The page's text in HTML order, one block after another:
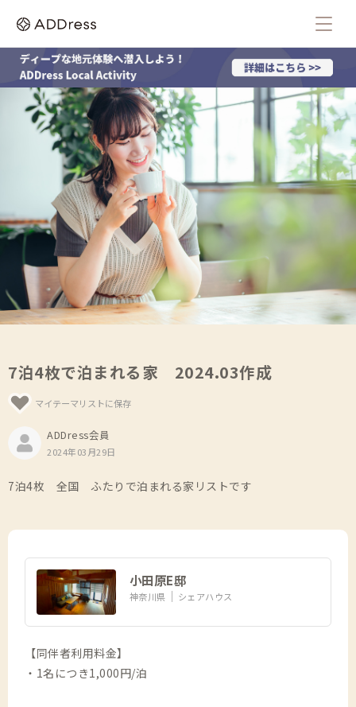
7泊4枚で泊まれる家 2024.03作成
マイテーマリストに保存
ADDress会員
2024年03月29日
7泊4枚 全国 ふたりで泊まれる家リストです
小田原E邸
神奈川県 シェアハウス
【同伴者利用料金】
・1名につき1,000円/泊